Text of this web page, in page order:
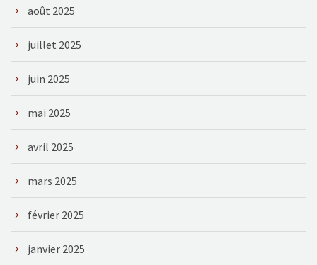
août 2025
juillet 2025
juin 2025
mai 2025
avril 2025
mars 2025
février 2025
janvier 2025